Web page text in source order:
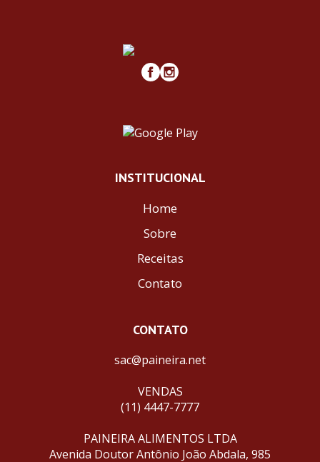
INSTITUCIONAL
Home
Sobre
Receitas
Contato
CONTATO
sac@paineira.net
VENDAS
(11) 4447-7777
PAINEIRA ALIMENTOS LTDA
Avenida Doutor Antônio João Abdala, 985